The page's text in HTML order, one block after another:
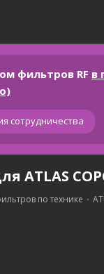
фильтров RF в
сотрудничества
ATLAS
по технике -